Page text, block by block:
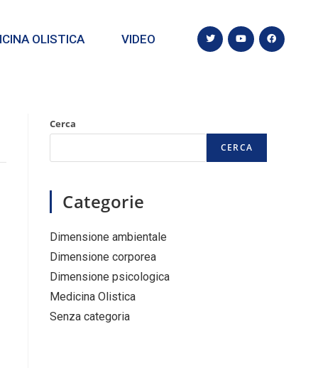
OLISTICA VIDEO
Cerca
CERCA
Categorie
Dimensione ambientale
Dimensione corporea
Dimensione psicologica
Medicina Olistica
Senza categoria